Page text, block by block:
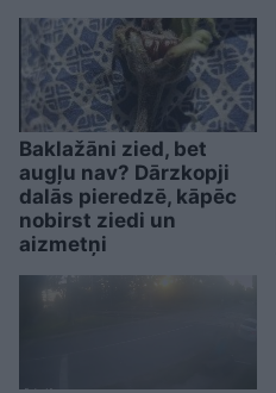
Baklažāni zied, bet
augļu nav? Dārzkopji
dalās pieredzē, kāpēc
nobirst ziedi un
aizmetņi